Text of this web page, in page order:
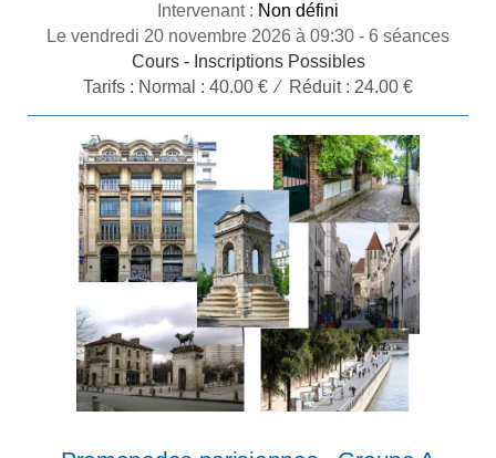
Intervenant : Non défini
Le vendredi 20 novembre 2026 à 09:30 - 6 séances
Cours - Inscriptions Possibles
Tarifs : Normal : 40.00 € ⁄ Réduit : 24.00 €